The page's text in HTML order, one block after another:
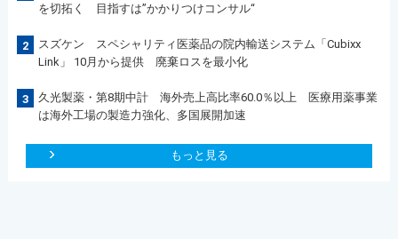
を切拓く 目指すは”かかりつけコンサル“
2
スズケン スペシャリティ医薬品の院内輸送システム「Cubixx
Link」 10月から提供 廃棄ロスを最小化
3
久光製薬・第8期中計 海外売上高比率60.0％以上 医療用薬事業
は海外工場の製造力強化、多国展開加速
もっと見る